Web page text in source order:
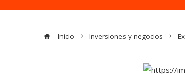
Inicio Inversiones y negocios